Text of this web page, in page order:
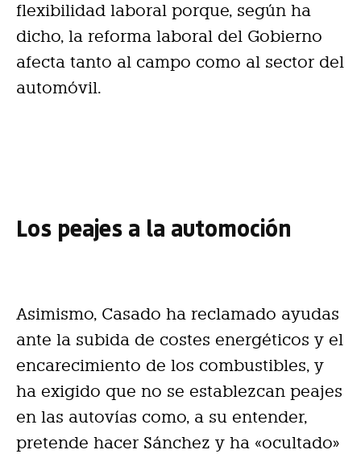
flexibilidad laboral porque, según ha
dicho, la reforma laboral del Gobierno
afecta tanto al campo como al sector del
automóvil.
Los peajes a la automoción
Asimismo, Casado ha reclamado ayudas
ante la subida de costes energéticos y el
encarecimiento de los combustibles, y
ha exigido que no se establezcan peajes
en las autovías como, a su entender,
pretende hacer Sánchez y ha «ocultado»